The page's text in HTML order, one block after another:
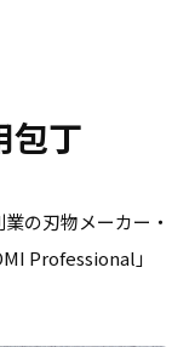
包丁
の刃物メーカー・
Professional」